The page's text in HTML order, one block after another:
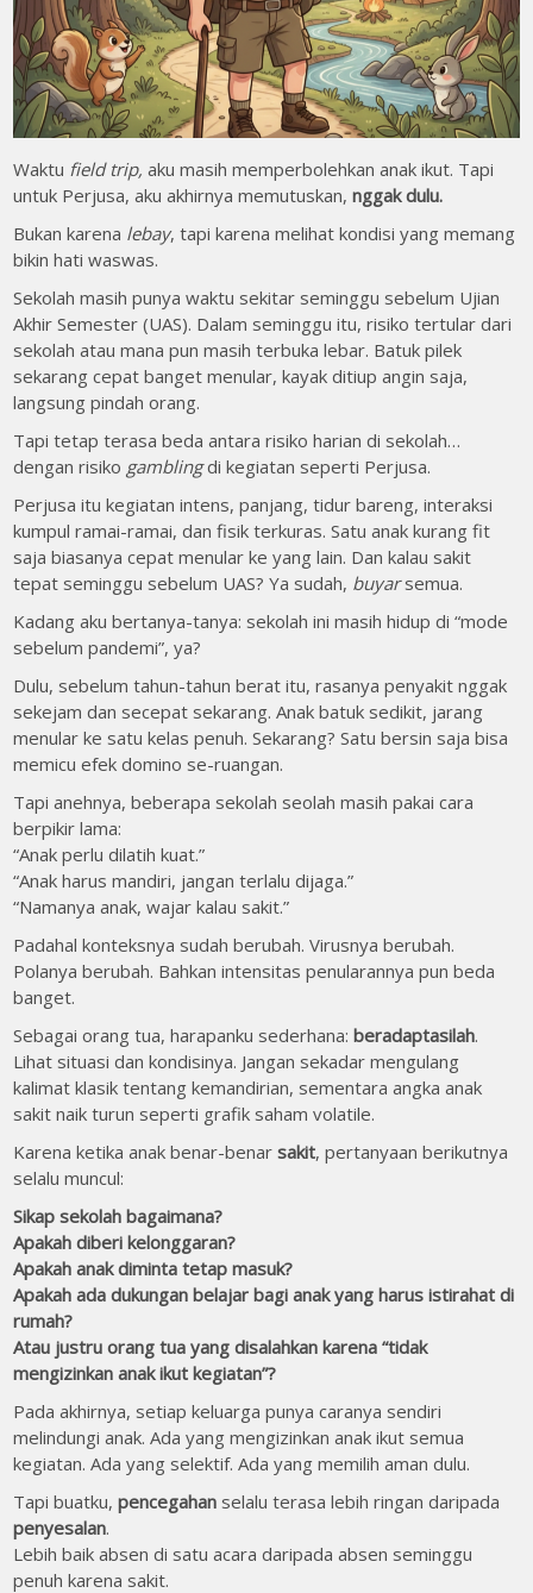
Waktu field trip, aku masih memperbolehkan anak ikut. Tapi
untuk Perjusa, aku akhirnya memutuskan,nggak dulu.
Bukan karena lebay, tapi karena melihat kondisi yang memang
bikin hati waswas.
Sekolah masih punya waktu sekitar seminggu sebelum Ujian
Akhir Semester (UAS). Dalam seminggu itu, risiko tertular dari
sekolah atau mana pun masih terbuka lebar. Batuk pilek
sekarang cepat banget menular, kayak ditiup angin saja,
langsung pindah orang.
Tapi tetap terasa beda antara risiko harian di sekolah…
dengan risiko gamblingdi kegiatan seperti Perjusa.
Perjusa itu kegiatan intens, panjang, tidur bareng, interaksi
kumpul ramai-ramai, dan fisik terkuras. Satu anak kurang fit
saja biasanya cepat menular ke yang lain. Dan kalau sakit
tepat seminggu sebelum UAS? Ya sudah, buyarsemua.
Kadang aku bertanya-tanya: sekolah ini masih hidup di “mode
sebelum pandemi”, ya?
Dulu, sebelum tahun-tahun berat itu, rasanya penyakit nggak
sekejam dan secepat sekarang. Anak batuk sedikit, jarang
menular ke satu kelas penuh. Sekarang? Satu bersin saja bisa
memicu efek domino se-ruangan.
Tapi anehnya, beberapa sekolah seolah masih pakai cara
berpikir lama:
“Anak perlu dilatih kuat.”
“Anak harus mandiri, jangan terlalu dijaga.”
“Namanya anak, wajar kalau sakit.”
Padahal konteksnya sudah berubah. Virusnya berubah.
Polanya berubah. Bahkan intensitas penularannya pun beda
banget.
Sebagai orang tua, harapanku sederhana:beradaptasilah.
Lihat situasi dan kondisinya. Jangan sekadar mengulang
kalimat klasik tentang kemandirian, sementara angka anak
sakit naik turun seperti grafik saham volatile.
Karena ketika anak benar-benarsakit, pertanyaan berikutnya
selalu muncul:
Sikap sekolah bagaimana?
Apakah diberi kelonggaran?
Apakah anak diminta tetap masuk?
Apakah ada dukungan belajar bagi anak yang harus istirahat di
rumah?
Atau justru orang tua yang disalahkan karena “tidak
mengizinkan anak ikut kegiatan”?
Pada akhirnya, setiap keluarga punya caranya sendiri
melindungi anak. Ada yang mengizinkan anak ikut semua
kegiatan. Ada yang selektif. Ada yang memilih aman dulu.
Tapi buatku,pencegahan selalu terasa lebih ringan daripada
penyesalan.
Lebih baik absen di satu acara daripada absen seminggu
penuh karena sakit.